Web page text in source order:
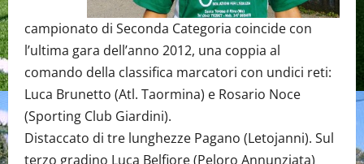
campionato di Seconda Categoria coincide con
l’ultima gara dell’anno 2012, una coppia al
comando della classifica marcatori con undici reti:
Luca Brunetto (Atl. Taormina) e Rosario Noce
(Sporting Club Giardini).
Distaccato di tre lunghezze Pagano (Letojanni). Sul
terzo gradino Luca Belfiore (Peloro Annunziata)